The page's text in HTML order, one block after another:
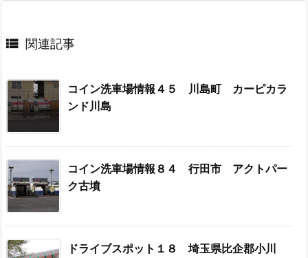
 関連記事
コイン洗車場情報４５ 川島町 カーピカラ
ンド川島
コイン洗車場情報８４ 行田市 アクトパー
ク古墳
ドライブスポット１８ 埼玉県比企郡小川